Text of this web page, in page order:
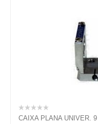
CAIXA PLANA UNIVER.